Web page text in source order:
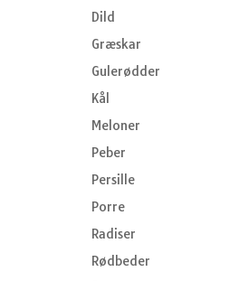
Dild
Græskar
Gulerødder
Kål
Meloner
Peber
Persille
Porre
Radiser
Rødbeder